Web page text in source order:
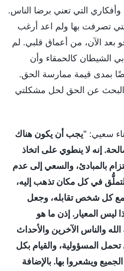
وأفكاري التي تعني برضا الناس.
تصرفت بها ولم اعد أرغب
بعد الآن، من أعماق قلبي. لم
الشيطان كالحمقاء وأن
بمدى قيمة ممارسة الحق.
البحث عن الحق لحل مشكلتي
سعيي: "يجب أن يكون هناك
إنه لا ينطوي على اتخاذ
بالمبادئ، والسعي إلى عدم
في كل مكان تذهب إليه،
مع كل شخص تقابله، وجعل
ليس المعيار. إذن ما هو
والناس الآخرين والأحداث
المسؤولية، والقيام بكل
ويشعروا بها. بالإضافة